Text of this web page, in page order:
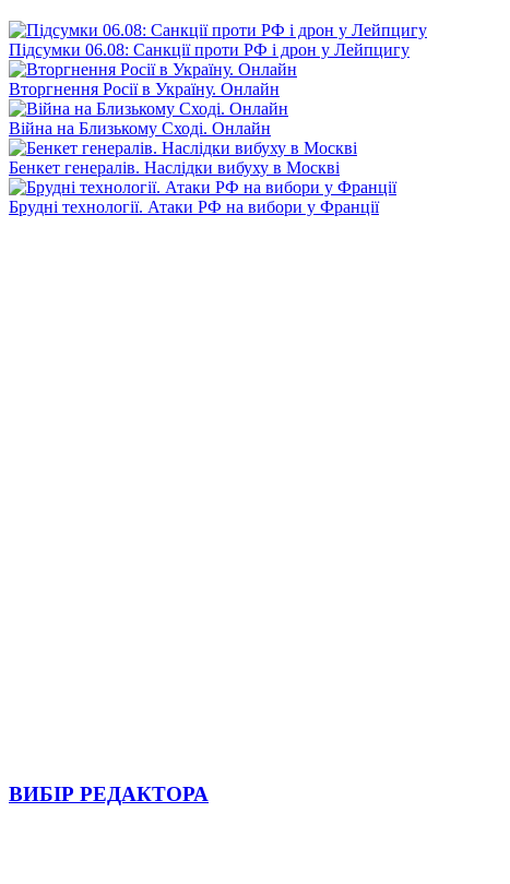
Підсумки 06.08: Санкції проти РФ і дрон у Лейпцигу
Вторгнення Росії в Україну. Онлайн
Війна на Близькому Сході. Онлайн
Бенкет генералів. Наслідки вибуху в Москві
Брудні технології. Атаки РФ на вибори у Франції
ВИБІР РЕДАКТОРА